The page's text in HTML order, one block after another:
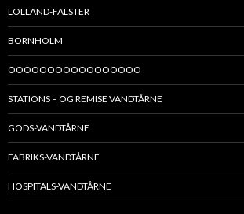
LOLLAND-FALSTER
BORNHOLM
OOOOOOOOOOOOOOOOO
STATIONS – OG REMISE VANDTÅRNE
GODS-VANDTÅRNE
FABRIKS-VANDTÅRNE
HOSPITALS-VANDTÅRNE